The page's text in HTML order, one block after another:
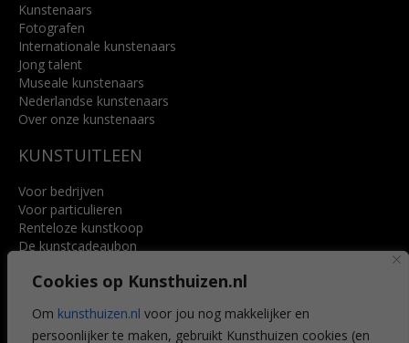
Cookies op Kunsthuizen.nl
Om kunsthuizen.nl voor jou nog makkelijker en
persoonlijker te maken, gebruikt Kunsthuizen cookies (en
Kunstenaars
Fotografen
Internationale kunstenaars
Jong talent
Museale kunstenaars
Nederlandse kunstenaars
Over onze kunstenaars
KUNSTUITLEEN
Voor bedrijven
Voor particulieren
Renteloze kunstkoop
De kunstcadeaubon
Voordelen
Veelgestelde vragen